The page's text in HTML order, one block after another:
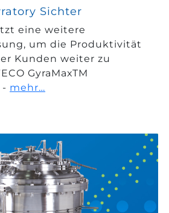
Sichter
eine weitere
um die Produktivität
Kunden weiter zu
GyraMaxTM
- mehr…